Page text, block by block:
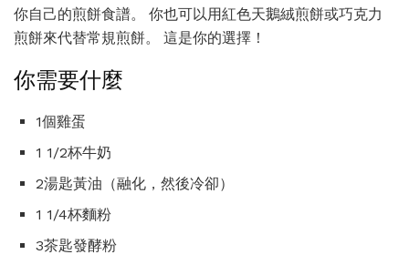
你自己的煎餅食譜。 你也可以用紅色天鵝絨煎餅或巧克力
煎餅來代替常規煎餅。 這是你的選擇！
你需要什麼
1個雞蛋
1 1/2杯牛奶
2湯匙黃油（融化，然後冷卻）
1 1/4杯麵粉
3茶匙發酵粉